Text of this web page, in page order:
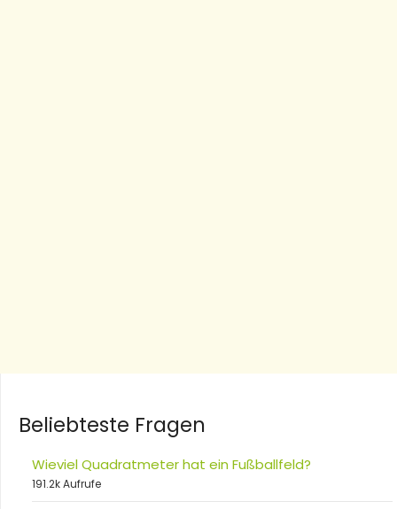
Beliebteste Fragen
Wieviel Quadratmeter hat ein Fußballfeld?
191.2k Aufrufe